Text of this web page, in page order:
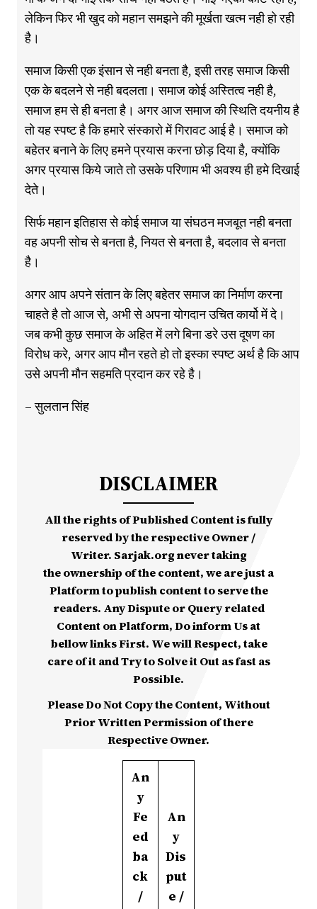
लेकिन फिर भी खुद को महान समझने की मूर्खता खत्म नही हो रही
है।
समाज किसी एक इंसान से नही बनता है, इसी तरह समाज किसी
एक के बदलने से नही बदलता। समाज कोई अस्तित्व नही है,
समाज हम से ही बनता है। अगर आज समाज की स्थिति दयनीय है
तो यह स्पष्ट है कि हमारे संस्कारो में गिरावट आई है। समाज को
बहेतर बनाने के लिए हमने प्रयास करना छोड़ दिया है, क्योंकि
अगर प्रयास किये जाते तो उसके परिणाम भी अवश्य ही हमे दिखाई
देते।
सिर्फ महान इतिहास से कोई समाज या संघठन मजबूत नही बनता
वह अपनी सोच से बनता है, नियत से बनता है, बदलाव से बनता
है।
अगर आप अपने संतान के लिए बहेतर समाज का निर्माण करना
चाहते है तो आज से, अभी से अपना योगदान उचित कार्यो में दे।
जब कभी कुछ समाज के अहित में लगे बिना डरे उस दूषण का
विरोध करे, अगर आप मौन रहते हो तो इस्का स्पष्ट अर्थ है कि आप
उसे अपनी मौन सहमति प्रदान कर रहे है।
– सुलतान सिंह
DISCLAIMER
All the rights of Published Content is fully
reserved by the respective Owner /
Writer. Sarjak.org never taking
the ownership of the content, we are just a
Platform to publish content to serve the
readers. Any Dispute or Query related
Content on Platform, Do inform Us at
bellow links First. We will Respect, take
care of it and Try to Solve it Out as fast as
Possible.
Please Do Not Copy the Content, Without
Prior Written Permission of there
Respective Owner.
An
y
Fe
ed
ba
ck
/
An
y
Dis
put
e /